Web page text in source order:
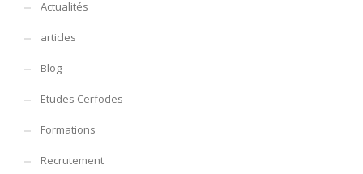
Actualités
articles
Blog
Etudes Cerfodes
Formations
Recrutement